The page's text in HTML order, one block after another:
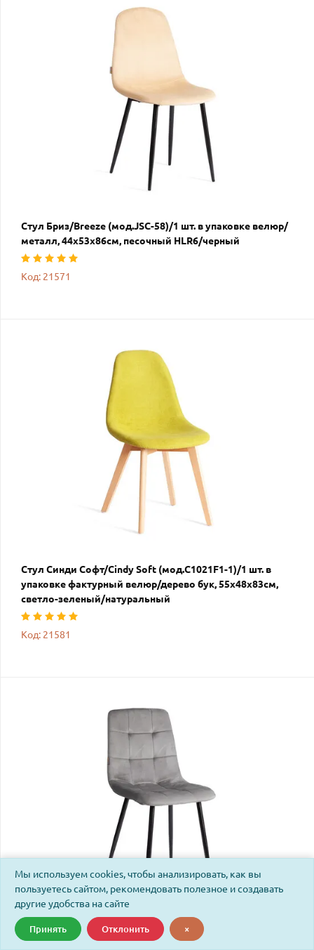
Стул Бриз/Breeze (мод.JSC-58)/1 шт. в упаковке велюр/
металл, 44х53х86см, песочный HLR6/черный
Код: 21571
Стул Синди Софт/Cindy Soft (мод.C1021F1-1)/1 шт. в
упаковке фактурный велюр/дерево бук, 55х48х83см,
светло-зеленый/натуральный
Код: 21581
Стул Чилли/Chilly (мод.JSC-220)/1 шт. в упаковке
велюр/металл, 44,5х52,5х88см, темно-серый HLR24/
Мы используем cookies, чтобы анализировать, как вы
пользуетесь сайтом, рекомендовать полезное и создавать
другие удобства на сайте
Принять Отклонить ×